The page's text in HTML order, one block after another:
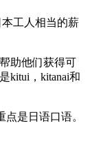
工人相当的薪
助他们获得可
kitui，kitanai和
是日语口语。